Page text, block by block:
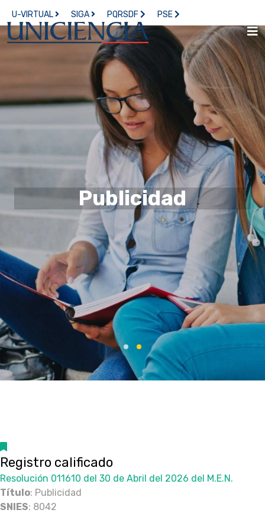
U-VIRTUAL SIGA PQRSDF PSE
Publicidad
Registro calificado
Resolución 011610 del 30 de Abril del 2026 del M.E.N.
Título: Publicidad
SNIES: 8042